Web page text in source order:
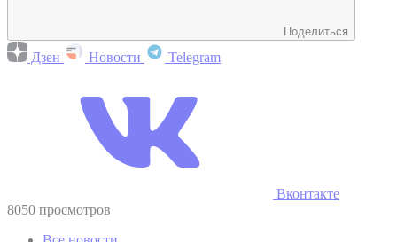
Поделиться
Дзен Новости Telegram
Вконтакте
8050 просмотров